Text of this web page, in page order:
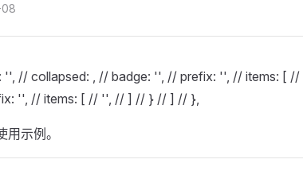
// collapsed: , // badge: '', // prefix: '', // items: [
'', // items: [ // '', // ] // } // ] // },
示例。